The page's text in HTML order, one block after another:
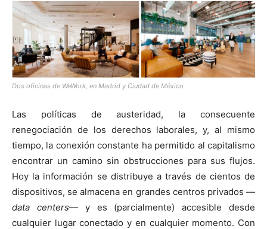
Dos oficinas de WeWork, en Madrid y Ciudad de México
Las políticas de austeridad, la consecuente
renegociación de los derechos laborales, y, al mismo
tiempo, la conexión constante ha permitido al capitalismo
encontrar un camino sin obstrucciones para sus flujos.
Hoy la información se distribuye a través de cientos de
dispositivos, se almacena en grandes centros privados —
data centers— y es (parcialmente) accesible desde
cualquier lugar conectado y en cualquier momento. Con